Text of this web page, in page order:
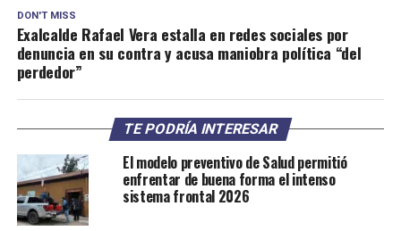
DON'T MISS
Exalcalde Rafael Vera estalla en redes sociales por
denuncia en su contra y acusa maniobra política “del
perdedor”
TE PODRÍA INTERESAR
El modelo preventivo de Salud permitió
enfrentar de buena forma el intenso
sistema frontal 2026